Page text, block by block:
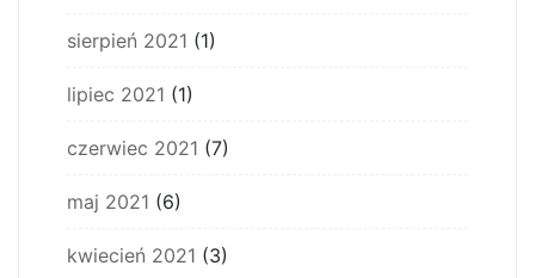
sierpień 2021 (1)
lipiec 2021 (1)
czerwiec 2021 (7)
maj 2021 (6)
kwiecień 2021 (3)